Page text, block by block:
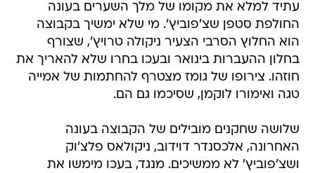
עתיד למלא את מקומו של מלך השערים בעונה
החולפת סטפן שצ'פוביץ'. מי שלא ימשיך בקבוצה
הוא החלוץ הסרבי הצעיר ניקולה טרויץ', שצורף
בחלון ההעברות בינואר ובעכו בחרו שלא להאריך את
חוזהו. צירופו של גומז מצטרף להחתמות של אמייה
טגה ואימורו לוקמן, שסיכמו גם הם.
שלושה שחקנים מובילים של הקבוצה בעונה
האחרונה, אלכסנדר דוידוב, ניקולאס פלצ'וק
ושצ'פוביץ' לא ממשיכים. מנגד, בעכו מימשו את